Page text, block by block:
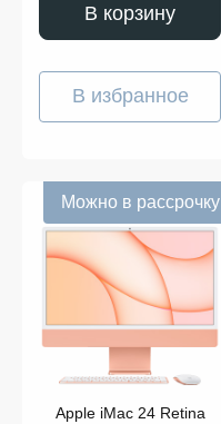
В корзину
В избранное
Можно в рассрочку
Apple iMac 24 Retina